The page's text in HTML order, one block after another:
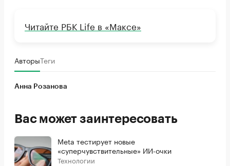
Читайте РБК Life в «Максе»
АвторыТеги
Анна Розанова
Вас может заинтересовать
Meta тестирует новые
«суперчувствительные» ИИ-очки
Технологии